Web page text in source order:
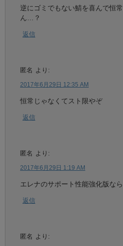
逆にゴミでもない鯖を喜んで恒
ん…？
返信
匿名 より:
2017年6月29日 12:35 AM
恒常じゃなくてスト限やぞ
返信
匿名 より:
2017年6月29日 1:19 AM
エレナのサポート性能強化版な
返信
匿名 より: